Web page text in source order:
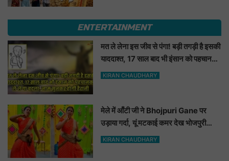
ENTERTAINMENT
मत ले लेना इस जीव से पंगा! बड़ी तगड़ी है इसकी
याददाश्त, 17 साल बाद भी इंसान को पहचानकर
ले लेगा बदला, नाम सुनकर होगी हैरानी...
KIRAN CHAUDHARY
मेले में आँटी जी ने Bhojpuri Gane पर
उड़ाया गर्दा, यूं मटकाई कमर देख भोजपुरी
हसीनाएं भी शरमाई a
KIRAN CHAUDHARY